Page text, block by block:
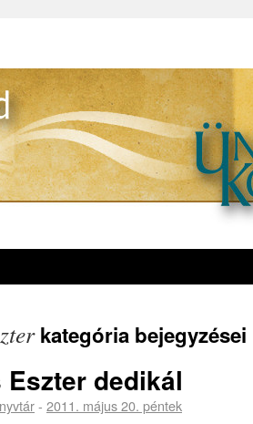
kategória bejegyzései
Eszter dedikál
- 2011. május 20. péntek